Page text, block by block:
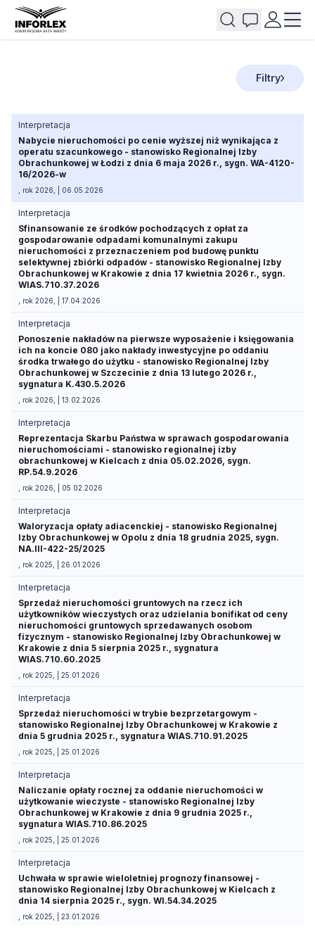
Filtry
Interpretacja
Nabycie nieruchomości po cenie wyższej niż wynikająca z
operatu szacunkowego - stanowisko Regionalnej Izby
Obrachunkowej w Łodzi z dnia 6 maja 2026 r., sygn. WA-4120-
16/2026-w
, rok 2026, | 06.05.2026
Interpretacja
Sfinansowanie ze środków pochodzących z opłat za
gospodarowanie odpadami komunalnymi zakupu
nieruchomości z przeznaczeniem pod budowę punktu
selektywnej zbiórki odpadów - stanowisko Regionalnej Izby
Obrachunkowej w Krakowie z dnia 17 kwietnia 2026 r., sygn.
WIAS.710.37.2026
, rok 2026, | 17.04.2026
Interpretacja
Ponoszenie nakładów na pierwsze wyposażenie i księgowania
ich na koncie 080 jako nakłady inwestycyjne po oddaniu
środka trwałego do użytku - stanowisko Regionalnej Izby
Obrachunkowej w Szczecinie z dnia 13 lutego 2026 r.,
sygnatura K.430.5.2026
, rok 2026, | 13.02.2026
Interpretacja
Reprezentacja Skarbu Państwa w sprawach gospodarowania
nieruchomościami - stanowisko regionalnej izby
obrachunkowej w Kielcach z dnia 05.02.2026, sygn.
RP.54.9.2026
, rok 2026, | 05.02.2026
Interpretacja
Waloryzacja opłaty adiacenckiej - stanowisko Regionalnej
Izby Obrachunkowej w Opolu z dnia 18 grudnia 2025, sygn.
NA.III-422-25/2025
, rok 2025, | 26.01.2026
Interpretacja
Sprzedaż nieruchomości gruntowych na rzecz ich
użytkowników wieczystych oraz udzielania bonifikat od ceny
nieruchomości gruntowych sprzedawanych osobom
fizycznym - stanowisko Regionalnej Izby Obrachunkowej w
Krakowie z dnia 5 sierpnia 2025 r., sygnatura
WIAS.710.60.2025
, rok 2025, | 25.01.2026
Interpretacja
Sprzedaż nieruchomości w trybie bezprzetargowym -
stanowisko Regionalnej Izby Obrachunkowej w Krakowie z
dnia 5 grudnia 2025 r., sygnatura WIAS.710.91.2025
, rok 2025, | 25.01.2026
Interpretacja
Naliczanie opłaty rocznej za oddanie nieruchomości w
użytkowanie wieczyste - stanowisko Regionalnej Izby
Obrachunkowej w Krakowie z dnia 9 grudnia 2025 r.,
sygnatura WIAS.710.86.2025
, rok 2025, | 25.01.2026
Interpretacja
Uchwała w sprawie wieloletniej prognozy finansowej -
stanowisko Regionalnej Izby Obrachunkowej w Kielcach z
dnia 14 sierpnia 2025 r., sygn. WI.54.34.2025
, rok 2025, | 23.01.2026